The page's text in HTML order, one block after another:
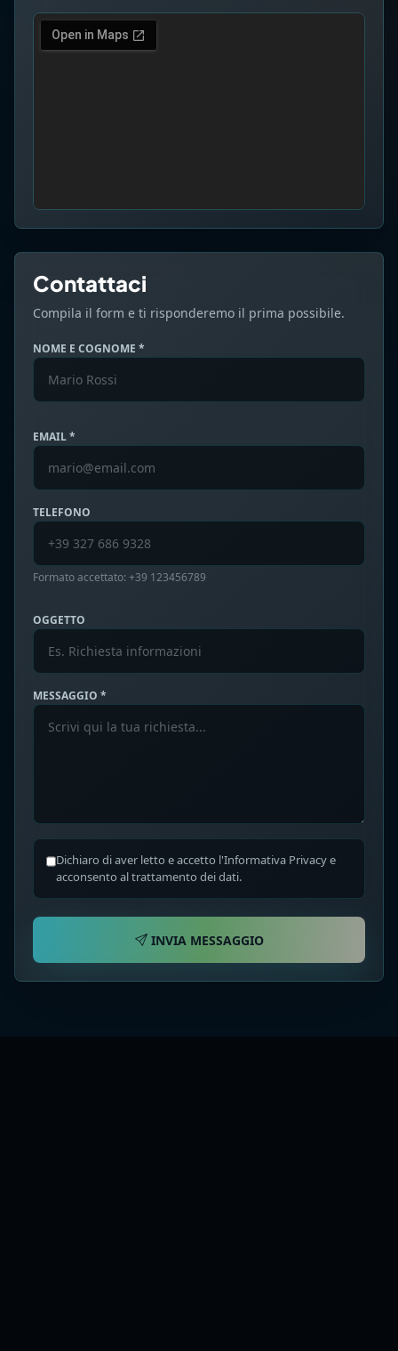
Contattaci
Compila il form e ti risponderemo il prima possibile.
NOME E COGNOME *
EMAIL *
TELEFONO
Formato accettato: +39 123456789
OGGETTO
MESSAGGIO *
Dichiaro di aver letto e accetto l'Informativa Privacy e
acconsento al trattamento dei dati.
INVIA MESSAGGIO